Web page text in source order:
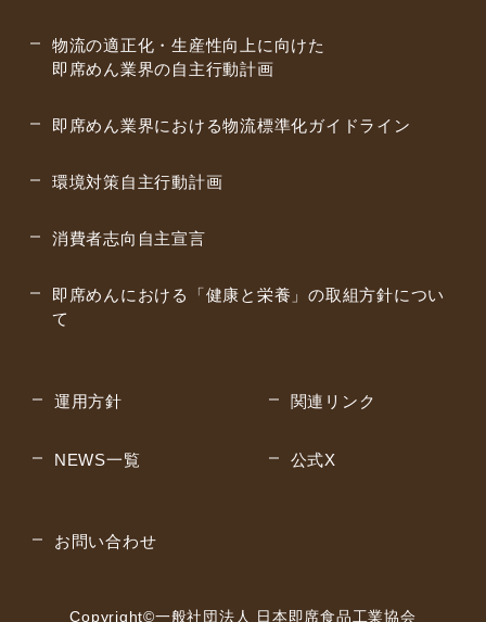
物流の適正化・生産性向上に向けた
即席めん業界の自主行動計画
即席めん業界における物流標準化ガイドライン
環境対策自主行動計画
消費者志向自主宣言
即席めんにおける「健康と栄養」の取組方針につい
て
運用方針 関連リンク
NEWS一覧 公式X
お問い合わせ
Copyright©︎一般社団法人 日本即席食品工業協会